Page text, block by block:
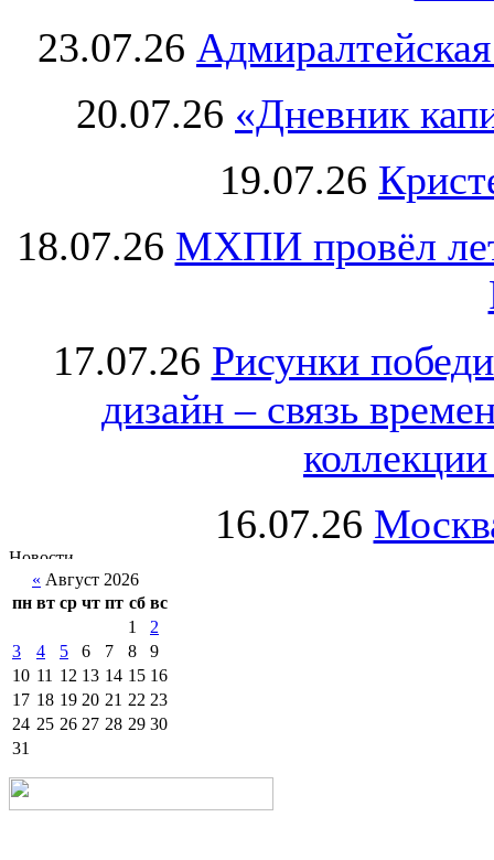
23.07.26
20.07.26 «Дневник
19.07.26
18.07.26 МХПИ провёл
17.07.26 Рисунки
дизайн – связь
16.07.26
« Август 2026
пн вт ср чт пт сб вс
1
2
3
4 5 6 7 8
9
10 11 12 13 14 15 16
17 18 19 20 21 22 23
24 25 26 27 28 29 30
31